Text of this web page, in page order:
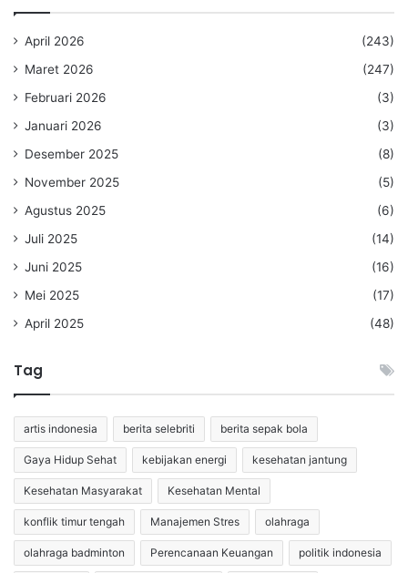
April 2026
(243)
Maret 2026
(247)
Februari 2026
(3)
Januari 2026
(3)
Desember 2025
(8)
November 2025
(5)
Agustus 2025
(6)
Juli 2025
(14)
Juni 2025
(16)
Mei 2025
(17)
April 2025
(48)
Tag
artis indonesia berita selebriti berita sepak bola
Gaya Hidup Sehat kebijakan energi kesehatan jantung
Kesehatan Masyarakat Kesehatan Mental
konflik timur tengah Manajemen Stres olahraga
olahraga badminton Perencanaan Keuangan politik indonesia